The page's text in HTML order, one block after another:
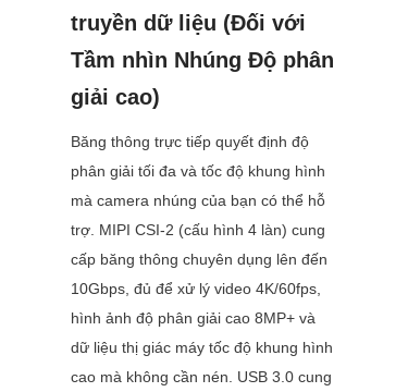
truyền dữ liệu (Đối với
Tầm nhìn Nhúng Độ phân
giải cao)
Băng thông trực tiếp quyết định độ
phân giải tối đa và tốc độ khung hình
mà camera nhúng của bạn có thể hỗ
trợ. MIPI CSI-2 (cấu hình 4 làn) cung
cấp băng thông chuyên dụng lên đến
10Gbps, đủ để xử lý video 4K/60fps,
hình ảnh độ phân giải cao 8MP+ và
dữ liệu thị giác máy tốc độ khung hình
cao mà không cần nén. USB 3.0 cung